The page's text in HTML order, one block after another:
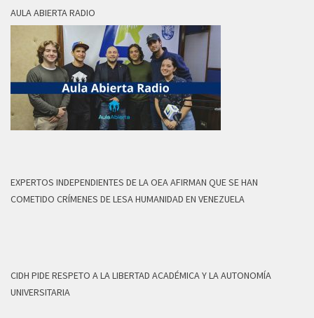
AULA ABIERTA RADIO
EXPERTOS INDEPENDIENTES DE LA OEA AFIRMAN QUE SE HAN
COMETIDO CRÍMENES DE LESA HUMANIDAD EN VENEZUELA
CIDH PIDE RESPETO A LA LIBERTAD ACADÉMICA Y LA AUTONOMÍA
UNIVERSITARIA